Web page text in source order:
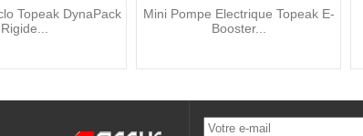
Topeak DynaPack
Rigide...
Mini Pompe Electrique Topeak E-
Booster...